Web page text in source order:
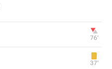
76‎’‎
37‎’‎